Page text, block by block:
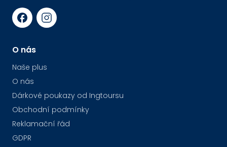
O nás
Naše plus
O nás
Dárkové poukazy od Ingtoursu
Obchodní podmínky
Reklamační řád
GDPR